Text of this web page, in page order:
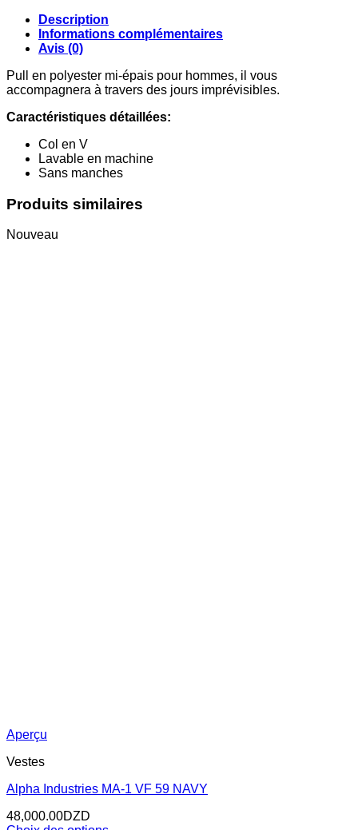
Description
Informations complémentaires
Avis (0)
Pull en polyester mi-épais pour hommes, il vous
accompagnera à travers des jours imprévisibles.
Caractéristiques détaillées:
Col en V
Lavable en machine
Sans manches
Produits similaires
Nouveau
Aperçu
Vestes
Alpha Industries MA-1 VF 59 NAVY
48,000.00DZD